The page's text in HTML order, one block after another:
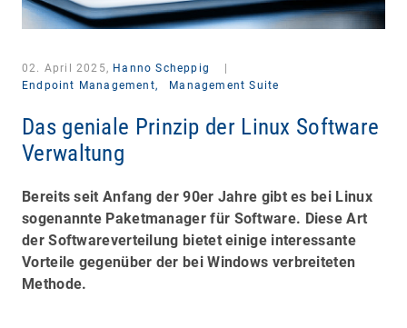
02. April 2025, Hanno Scheppig
Endpoint Management,
Management Suite
Das geniale Prinzip der Linux Software
Verwaltung
Bereits seit Anfang der 90er Jahre gibt es bei Linux
sogenannte Paketmanager für Software. Diese Art
der Softwareverteilung bietet einige interessante
Vorteile gegenüber der bei Windows verbreiteten
Methode.